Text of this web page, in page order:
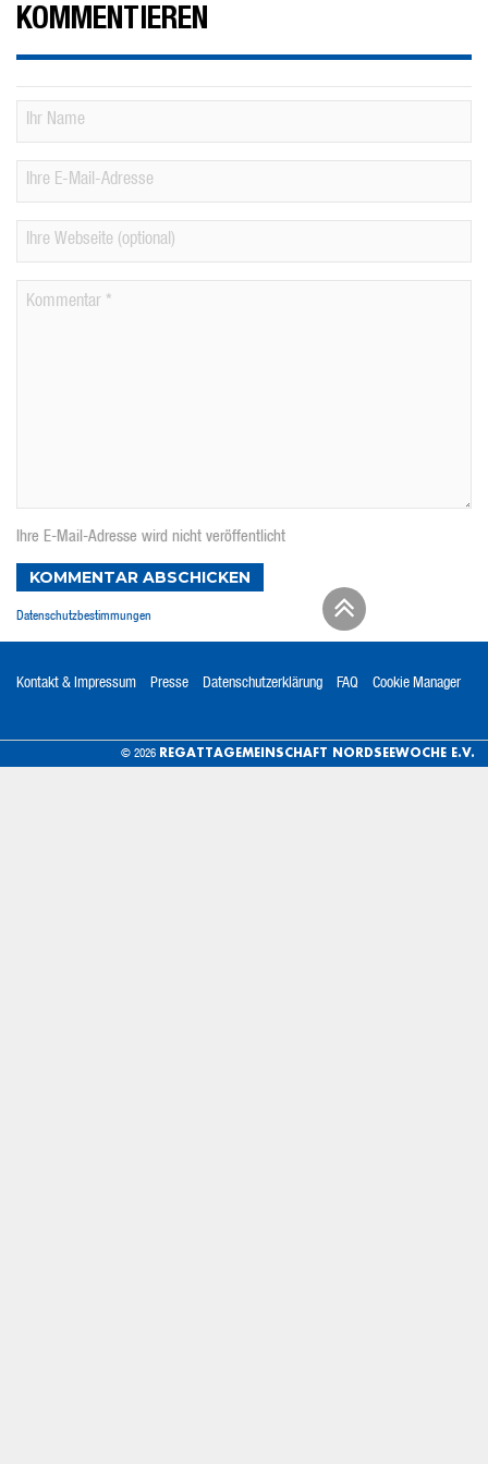
KOMMENTIEREN
Ihre E-Mail-Adresse wird nicht veröffentlicht
KOMMENTAR ABSCHICKEN
Datenschutzbestimmungen
Kontakt & Impressum Presse Datenschutzerklärung FAQ Cookie Manager
© 2026 REGATTAGEMEINSCHAFT NORDSEEWOCHE E.V.